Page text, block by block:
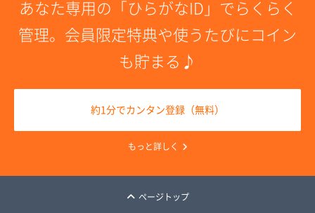
あなた専用の「ひらがなID」でらくらく
管理。 会員限定特典や使うたびにコイン
も貯まる♪
約1分でカンタン登録（無料）
もっと詳しく
ページトップ